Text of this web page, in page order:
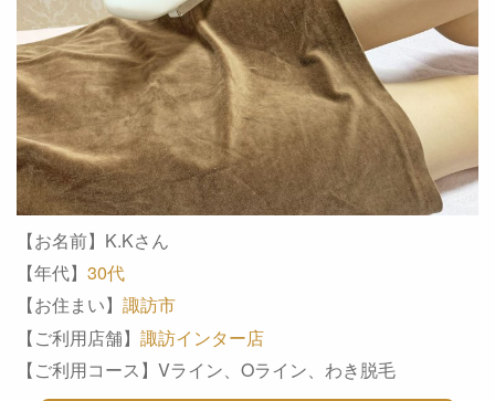
【お名前】K.Kさん
【年代】 30代
【お住まい】 諏訪市
【ご利用店舗】 諏訪インター店
【ご利用コース】Vライン、Oライン、わき脱毛